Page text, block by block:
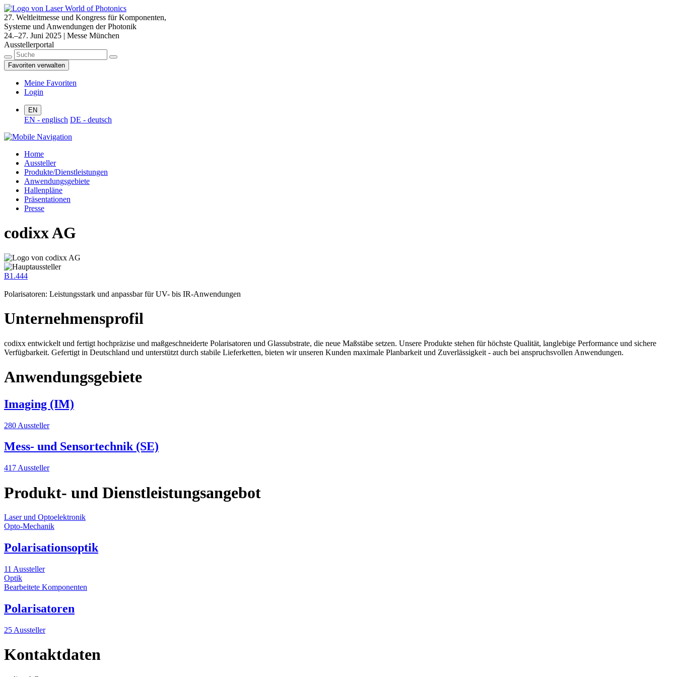
27. Weltleitmesse und Kongress für Komponenten,
Systeme und Anwendungen der Photonik
24.–27. Juni 2025 | Messe München
Ausstellerportal
Favoriten verwalten
Meine Favoriten
Login
EN
EN - englisch DE - deutsch
Home
Aussteller
Produkte/Dienstleistungen
Anwendungsgebiete
Hallenpläne
Präsentationen
Presse
codixx AG
B1.444
Polarisatoren: Leistungsstark und anpassbar für UV- bis IR-Anwendungen
Unternehmensprofil
codixx entwickelt und fertigt hochpräzise und maßgeschneiderte Polarisatoren und Glassubstrate, die neue Maßstäbe setzen. Unsere Produkte stehen für höchste Qualität, langlebige Performance und sichere
Verfügbarkeit. Gefertigt in Deutschland und unterstützt durch stabile Lieferketten, bieten wir unseren Kunden maximale Planbarkeit und Zuverlässigkeit - auch bei anspruchsvollen Anwendungen.
Anwendungsgebiete
Imaging (IM)
280 Aussteller
Mess- und Sensortechnik (SE)
417 Aussteller
Produkt- und Dienstleistungsangebot
Laser und Optoelektronik
Opto-Mechanik
Polarisationsoptik
11 Aussteller
Optik
Bearbeitete Komponenten
Polarisatoren
25 Aussteller
Kontaktdaten